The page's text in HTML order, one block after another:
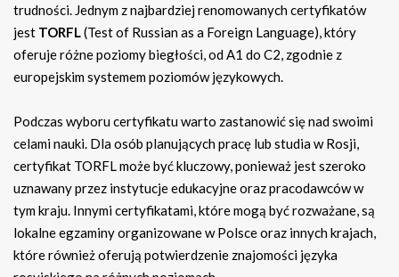
trudności. Jednym z najbardziej renomowanych certyfikatów
jest TORFL(Test of Russian as a Foreign Language), który
oferuje różne poziomy biegłości, od A1 do C2, zgodnie z
europejskim systemem poziomów językowych.
Podczas wyboru certyfikatu warto zastanowić się nad swoimi
celami nauki. Dla osób planujących pracę lub studia w Rosji,
certyfikat TORFL może być kluczowy, ponieważ jest szeroko
uznawany przez instytucje edukacyjne oraz pracodawców w
tym kraju. Innymi certyfikatami, które mogą być rozważane, są
lokalne egzaminy organizowane w Polsce oraz innych krajach,
które również oferują potwierdzenie znajomości języka